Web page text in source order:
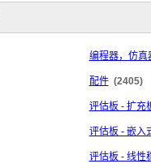
编程器，仿真
配件 (2405)
评估板 - 扩充
评估板 - 嵌入
评估板 - 线性